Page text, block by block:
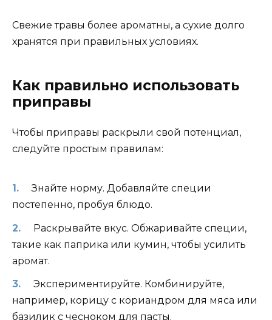
Свежие травы более ароматны, а сухие долго
хранятся при правильных условиях.
Как правильно использовать
приправы
Чтобы приправы раскрыли свой потенциал,
следуйте простым правилам:
Знайте норму. Добавляйте специи
постепенно, пробуя блюдо.
Раскрывайте вкус. Обжаривайте специи,
такие как паприка или кумин, чтобы усилить
аромат.
Экспериментируйте. Комбинируйте,
например, корицу с кориандром для мяса или
базилик с чесноком для пасты.